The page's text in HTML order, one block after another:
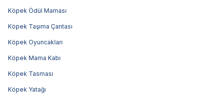
Köpek Ödül Maması
Köpek Taşıma Çantası
Köpek Oyuncakları
Köpek Mama Kabı
Köpek Tasması
Köpek Yatağı